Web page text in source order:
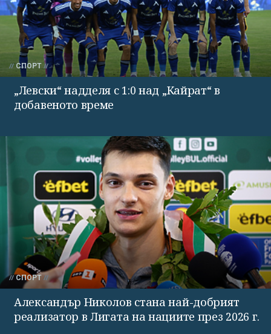
СПОРТ
„Левски“ надделя с 1:0 над „Кайрат“ в
добавеното време
СПОРТ
Александър Николов стана най-добрият
реализатор в Лигата на нациите през 2026 г.